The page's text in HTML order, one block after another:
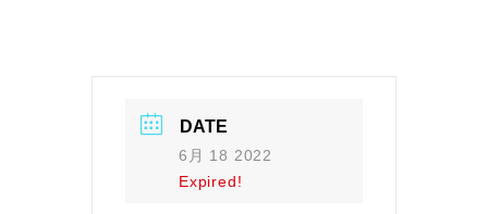
DATE
6月 18 2022
Expired!